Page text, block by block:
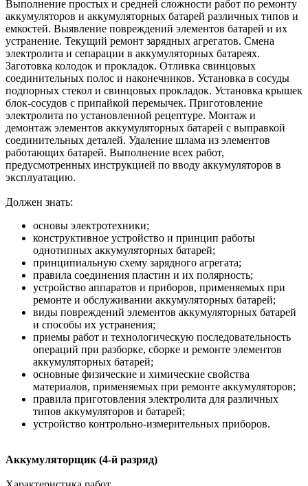
Выполнение простых и средней сложности работ по ремонту
аккумуляторов и аккумуляторных батарей различных типов и
емкостей. Выявление повреждений элементов батарей и их
устранение. Текущий ремонт зарядных агрегатов. Смена
электролита и сепарации в аккумуляторных батареях.
Заготовка колодок и прокладок. Отливка свинцовых
соединительных полос и наконечников. Установка в сосуды
подпорных стекол и свинцовых прокладок. Установка крышек
блок-сосудов с припайкой перемычек. Приготовление
электролита по установленной рецептуре. Монтаж и
демонтаж элементов аккумуляторных батарей с выправкой
соединительных деталей. Удаление шлама из элементов
работающих батарей. Выполнение всех работ,
предусмотренных инструкцией по вводу аккумуляторов в
эксплуатацию.
Должен знать:
основы электротехники;
конструктивное устройство и принцип работы
однотипных аккумуляторных батарей;
принципиальную схему зарядного агрегата;
правила соединения пластин и их полярность;
устройство аппаратов и приборов, применяемых при
ремонте и обслуживании аккумуляторных батарей;
виды повреждений элементов аккумуляторных батарей
и способы их устранения;
приемы работ и технологическую последовательность
операций при разборке, сборке и ремонте элементов
аккумуляторных батарей;
основные физические и химические свойства
материалов, применяемых при ремонте аккумуляторов;
правила приготовления электролита для различных
типов аккумуляторов и батарей;
устройство контрольно-измерительных приборов.
Аккумуляторщик (4-й разряд)